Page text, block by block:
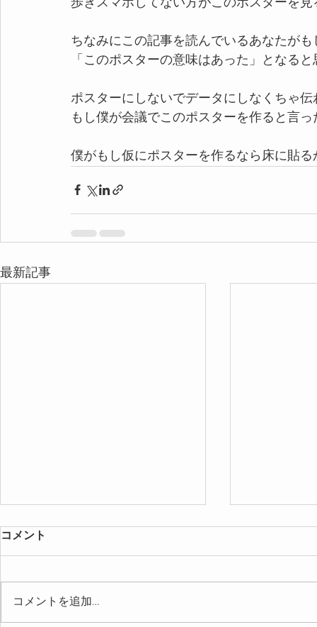
ちなみにこの記事を読んでいるあなたが
「このポスターの意味はあった」となる
ポスターにしないでデータにしなくちゃ
もし僕が会議でこのポスターを作ると言
僕がもし仮にポスターを作るなら床に貼る
最新記事
コメント
コメントを追加…